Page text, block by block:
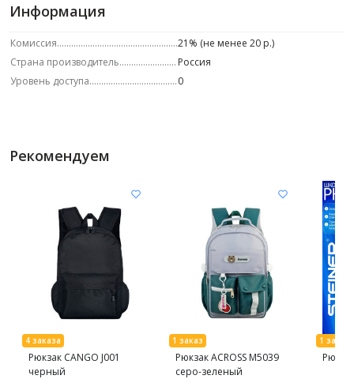
Информация
Комиссия
21% (не менее 20 р.)
Страна производитель
Россия
Уровень доступа
0
Рекомендуем
Рюкзак CANGO J001
черный
Рюкзак ACROSS M5039
серо-зеленый